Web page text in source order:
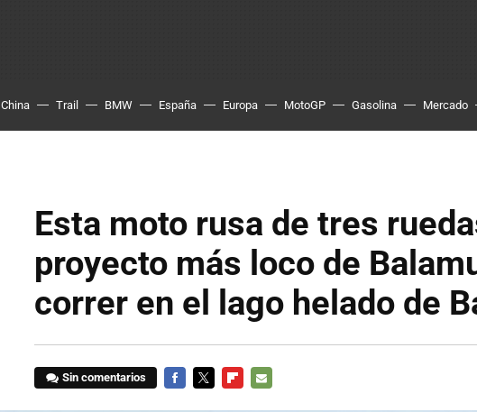
China Trail BMW España Europa MotoGP Gasolina Mercado
Esta moto rusa de tres
proyecto más loco de
correr en el lago helado de
Sin comentarios